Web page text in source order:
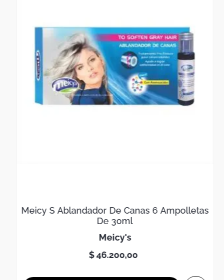
Meicy S Ablandador De Canas 6 Ampolletas
De 30ml
meicy's
$46.200,00